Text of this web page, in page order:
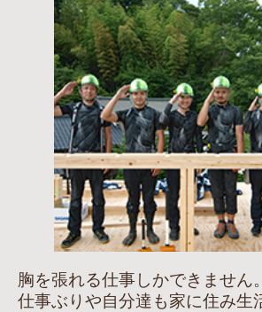
胸を張れる仕事しかできません
仕事ぶりや自分達も家に住み生